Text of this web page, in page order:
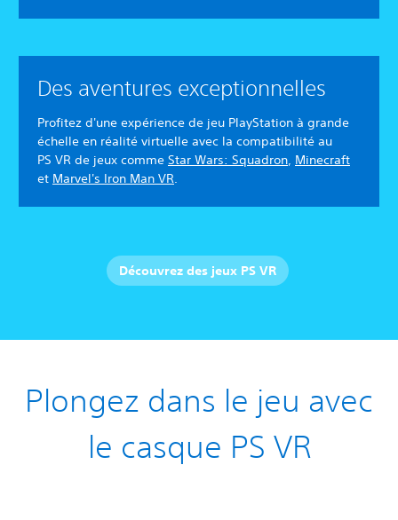
Des aventures exceptionnelles
Profitez d'une expérience de jeu PlayStation à grande
échelle en réalité virtuelle avec la compatibilité au
PS VR de jeux comme Star Wars: Squadron, Minecraft
et Marvel's Iron Man VR.
Découvrez des jeux PS VR
Plongez dans le jeu avec
le casque PS VR